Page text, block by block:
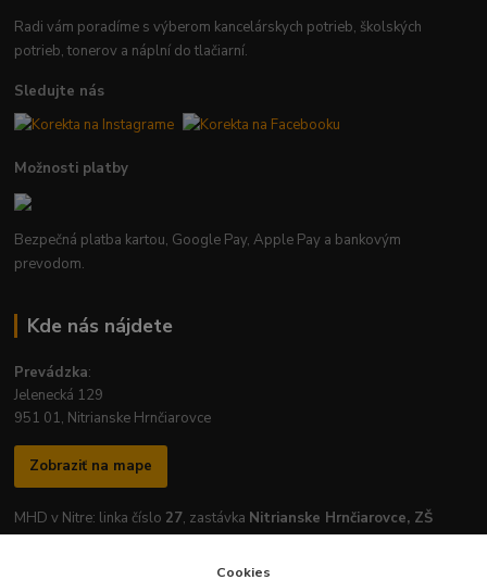
Radi vám poradíme s výberom kancelárskych potrieb, školských
potrieb, tonerov a náplní do tlačiarní.
Sledujte nás
Možnosti platby
Bezpečná platba kartou, Google Pay, Apple Pay a bankovým
prevodom.
Kde nás nájdete
Prevádzka:
Jelenecká 129
951 01, Nitrianske Hrnčiarovce
Zobraziť na mape
MHD v Nitre: linka číslo 27, zastávka Nitrianske Hrnčiarovce, ZŠ
Cookies